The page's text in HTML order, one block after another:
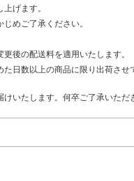
げます。
めご了承ください。
後の配送料を適用いたします。
日数以上の商品に限り出荷させ
いたします。何卒ご了承いた